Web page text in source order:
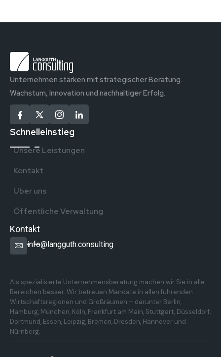
Unternehmen stärken mit strategischer Beratung.
Wachstum, Innovation und nachhaltiger Erfolg.
Schnelleinstieg
Unsere Leistungen
Kontakt
Über uns
Öffentliche Verwaltung
Kontakt
info@langguth.consulting
Als spezialisierte Unternehmensberatung machen wir Sie in alle
Bereichen besser. Wir betreuen Mandate in allen führenden
Wirtschaftsregionen und Großräumen – darunter Berlin,
Hamburg, München, Köln, Frankfurt am Main, Stuttgart, Düsseldorf,
Dortmund, Essen, Leipzig, Bremen, Dresden, Hannover und
Nürnberg.